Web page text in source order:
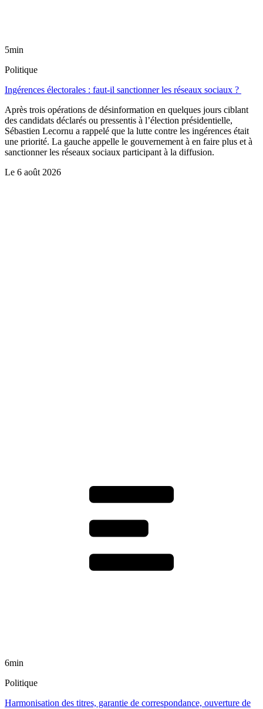
5min
Politique
Ingérences électorales : faut-il sanctionner les réseaux sociaux ?
Après trois opérations de désinformation en quelques jours ciblant
des candidats déclarés ou pressentis à l’élection présidentielle,
Sébastien Lecornu a rappelé que la lutte contre les ingérences était
une priorité. La gauche appelle le gouvernement à en faire plus et à
sanctionner les réseaux sociaux participant à la diffusion.
Le 6 août 2026
6min
Politique
Harmonisation des titres, garantie de correspondance, ouverture de